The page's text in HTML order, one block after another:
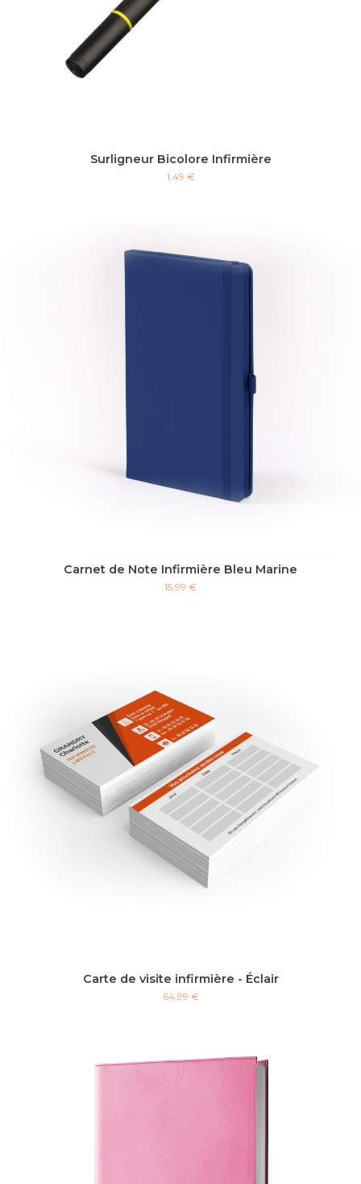
Surligneur Bicolore Infirmière
1,49 €
Carnet de Note Infirmière Bleu Marine
15,99 €
Carte de visite infirmière - Éclair
64,99 €